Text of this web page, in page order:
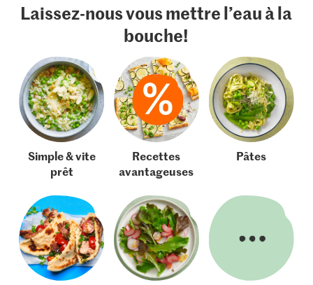
Laissez-nous vous mettre l’eau à la
bouche!
Simple & vite
prêt
Recettes
avantageuses
Pâtes